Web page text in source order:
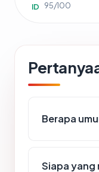
ID 95/100
Berapa
Siapa